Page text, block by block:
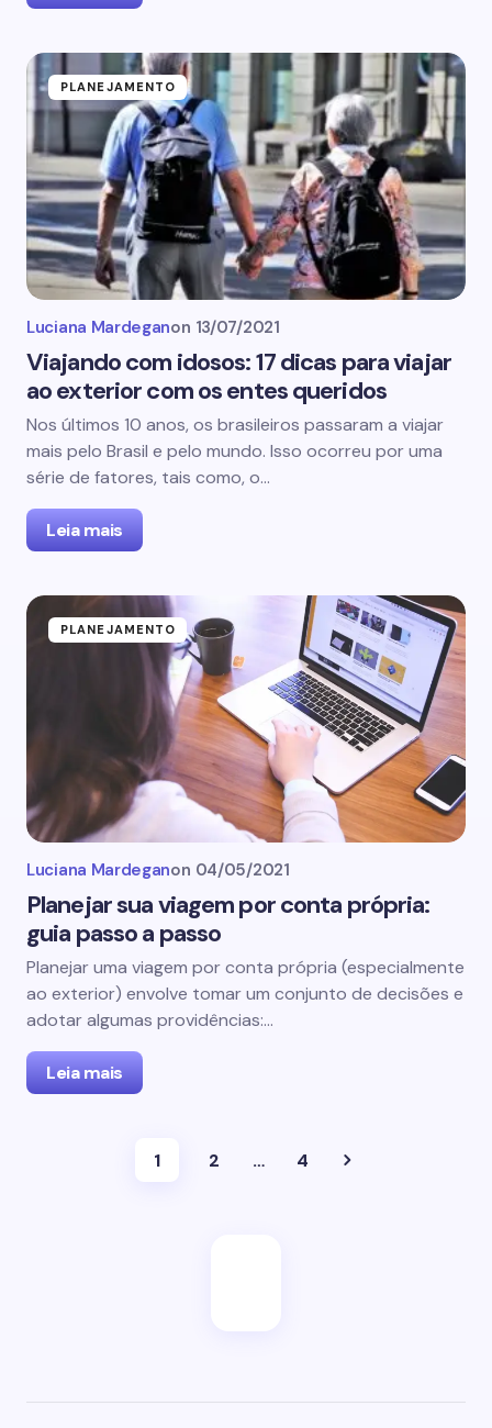
PLANEJAMENTO
Luciana Mardeganon 13/07/2021
Viajando com idosos: 17 dicas para viajar
ao exterior com os entes queridos
Nos últimos 10 anos, os brasileiros passaram a viajar
mais pelo Brasil e pelo mundo. Isso ocorreu por uma
série de fatores, tais como, o…
Leia mais
PLANEJAMENTO
Luciana Mardeganon 04/05/2021
Planejar sua viagem por conta própria:
guia passo a passo
Planejar uma viagem por conta própria (especialmente
ao exterior) envolve tomar um conjunto de decisões e
adotar algumas providências:…
Leia mais
1 2 … 4